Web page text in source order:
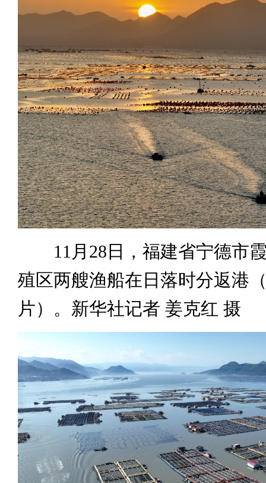
11月28日，福建省宁德市
殖区两艘渔船在日落时分返港
片）。新华社记者 姜克红 摄